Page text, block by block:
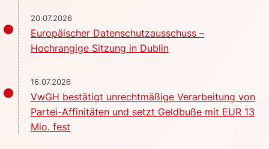
20.07.2026
Europäischer Datenschutzausschuss –
Hochrangige Sitzung in Dublin
16.07.2026
VwGH bestätigt unrechtmäßige Verarbeitung von
Partei-Affinitäten und setzt Geldbuße mit EUR 13
Mio. fest